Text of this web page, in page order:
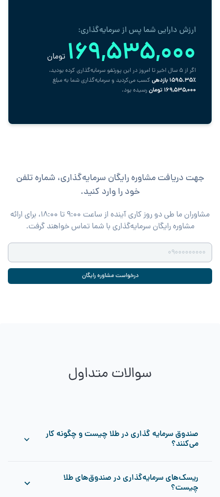
ارزش دارایی شما پس از سرمایه‌گذاری:
169,535,000 تومان
اگر از ۵ سال اخیر تا امروز در این پورتفو سرمایه‌گذاری کرده بودید،
٪۱۵۹۵.۳۵ بازدهی کسب می‌کردید و سرمایه‌گذاری شما به مبلغ
169,535,000تومانرسیده بود.
جهت دریافت مشاوره رایگان سرمایه‌گذاری، شماره تلفن
خود را وارد کنید.
مشاوران ما طی دو روز کاری آینده از ساعت ۹:۰۰ تا ۱۸:۰۰، برای ارائه
مشاوره رایگان سرمایه‌گذاری با شما تماس خواهند گرفت.
درخواست مشاوره رایگان
سوالات متداول
صندوق‌ سرمایه گذاری در طلا چیست و چگونه کار
می‌کنند؟
معامله هستند. این صندوق‌ها از منابع جمع‌آوری‌شده برای خرید
گواهی سپرده سکه و شمش طلا و همچنین اوراق بهادار مرتبط با
ریسک‌های سرمایه‌گذاری در صندوق‌های طلا
چیست؟